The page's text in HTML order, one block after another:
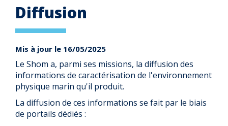
Diffusion
Mis à jour le 16/05/2025
Le Shom a, parmi ses missions, la diffusion des
informations de caractérisation de l'environnement
physique marin qu'il produit.
La diffusion de ces informations se fait par le biais
de portails dédiés :